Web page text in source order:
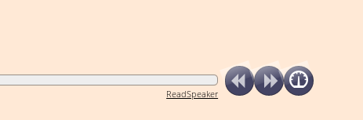
ReadSpeaker